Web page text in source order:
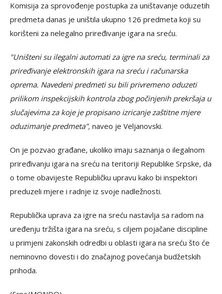
Komisija za sprovođenje postupka za uništavanje oduzetih
predmeta danas je uništila ukupno 126 predmeta koji su
korišteni za nelegalno priređivanje igara na sreću.
"Uništeni su ilegalni automati za igre na sreću, terminali za
priređivanje elektronskih igara na sreću i računarska
oprema. Navedeni predmeti su bili privremeno oduzeti
prilikom inspekcijskih kontrola zbog počinjenih prekršaja u
slučajevima za koje je propisano izricanje zaštitne mjere
oduzimanje predmeta", naveo je Veljanovski.
On je pozvao građane, ukoliko imaju saznanja o ilegalnom
priređivanju igara na sreću na teritoriji Republike Srpske, da
o tome obavijeste Republičku upravu kako bi inspektori
preduzeli mjere i radnje iz svoje nadležnosti.
Republička uprava za igre na sreću nastavlja sa radom na
uređenju tržišta igara na sreću, s ciljem pojačane discipline
u primjeni zakonskih odredbi u oblasti igara na sreću što će
neminovno dovesti i do značajnog povećanja budžetskih
prihoda.